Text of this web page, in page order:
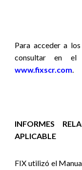
Para acceder a
consultar en
www.fixscr.com.
INFORMES
APLICABLE
FIX utilizó el